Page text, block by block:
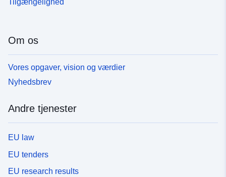
Tilgængelighed
Om os
Vores opgaver, vision og værdier
Nyhedsbrev
Andre tjenester
EU law
EU tenders
EU research results